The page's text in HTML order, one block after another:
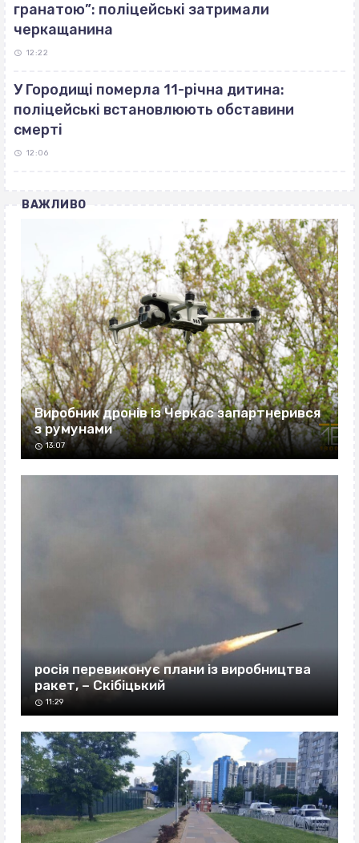
гранатою”: поліцейські затримали
черкащанина
12:22
У Городищі померла 11-річна дитина:
поліцейські встановлюють обставини
смерті
12:06
ВАЖЛИВО
Виробник дронів із Черкас запартнерився
з румунами
13:07
росія перевиконує плани із виробництва
ракет, – Скібіцький
11:29